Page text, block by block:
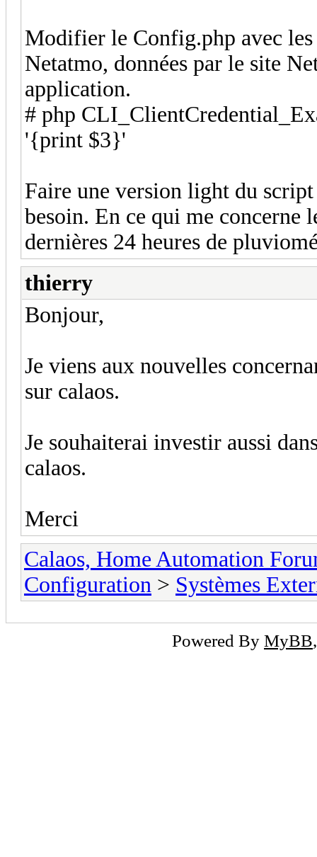
Modifier le Config.php avec
Netatmo, données par le site
application.
# php
'{print $3}'
Faire une version light du
besoin. En ce qui me concerne
dernières 24 heures de
thierry
Bonjour,
Je viens aux nouvelles
sur calaos.
Je souhaiterai investir aussi
calaos.
Merci
Calaos, Home Automation
Configuration > Systèmes
Powered By MyBB